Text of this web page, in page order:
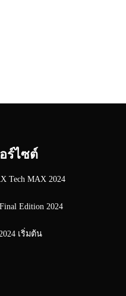
ร์ไซต์
Tech MAX 2024
Edition 2024
เริ่มต้น